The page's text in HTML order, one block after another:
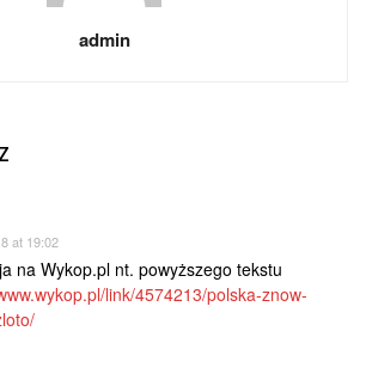
admin
at 19:02
na Wykop.pl nt. powyższego tekstu
link/4574213/polska-znow-